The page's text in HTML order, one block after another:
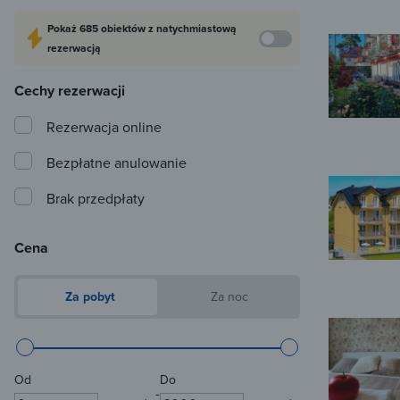
Pokaż685 obiektówz natychmiastową
rezerwacją
Cechy rezerwacji
Rezerwacja online
Bezpłatne anulowanie
Brak przedpłaty
Cena
Za pobyt Za noc
Od
-
Do